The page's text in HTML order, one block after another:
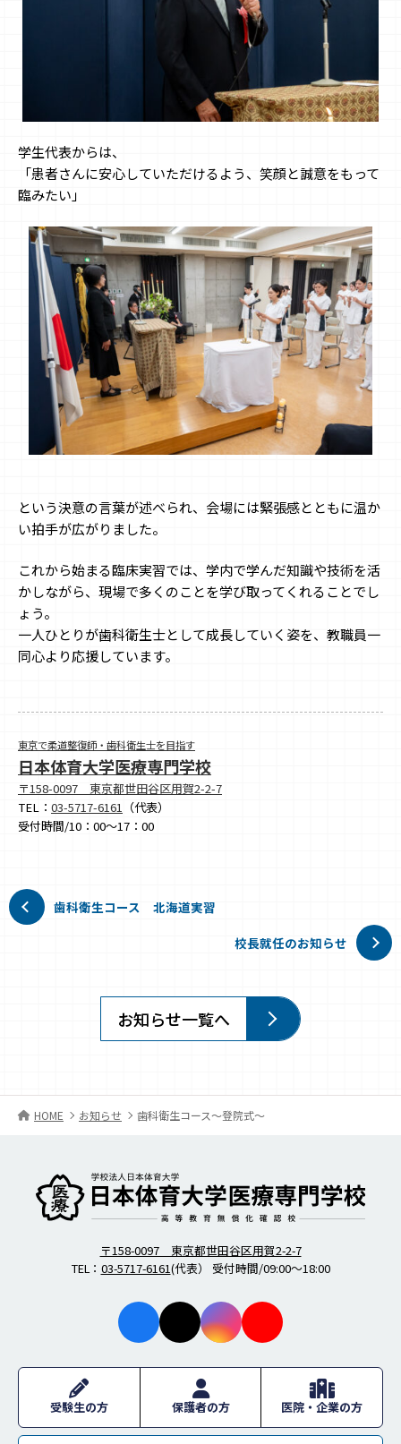
学生代表からは、
「患者さんに安心していただけるよう、笑顔と誠意をもって
臨みたい」
という決意の言葉が述べられ、会場には緊張感とともに温か
い拍手が広がりました。
これから始まる臨床実習では、学内で学んだ知識や技術を活
かしながら、現場で多くのことを学び取ってくれることでし
ょう。
一人ひとりが歯科衛生士として成長していく姿を、教職員一
同心より応援しています。
東京で柔道整復師・歯科衛生士を目指す
日本体育大学医療専門学校
〒158-0097 東京都世田谷区用賀2-2-7
TEL： 03-5717-6161 （代表）
受付時間/10：00～17：00
歯科衛生コース 北海道実習
校長就任のお知らせ
お知らせ一覧へ
HOME お知らせ 歯科衛生コース〜登院式〜
ok
am
e
〒158-0097 東京都世田谷区用賀2-2-7
TEL： 03-5717-6161(代表） 受付時間/09:00～18:00
受験生の方 保護者の方 医院・企業の方